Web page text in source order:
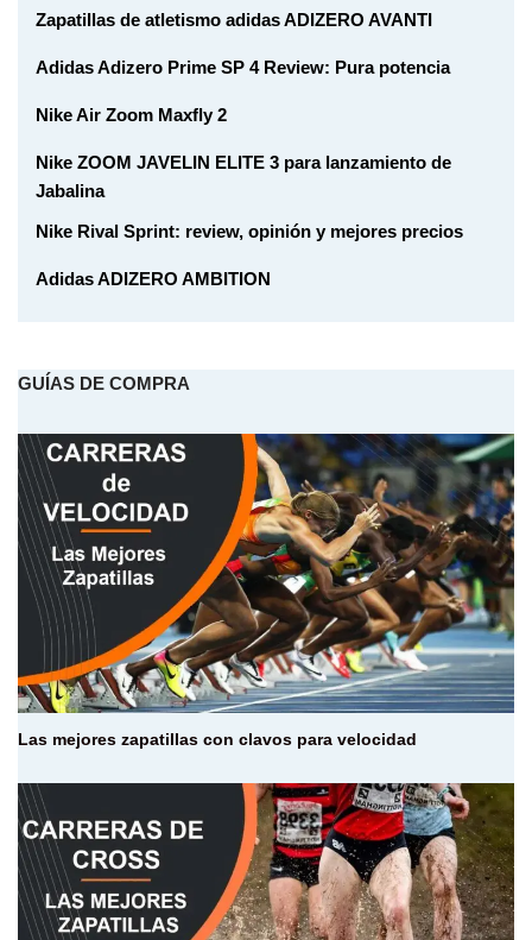
Zapatillas de atletismo adidas ADIZERO AVANTI
Adidas Adizero Prime SP 4 Review: Pura potencia
Nike Air Zoom Maxfly 2
Nike ZOOM JAVELIN ELITE 3 para lanzamiento de
Jabalina
Nike Rival Sprint: review, opinión y mejores precios
Adidas ADIZERO AMBITION
GUÍAS DE COMPRA
Las mejores zapatillas con clavos para velocidad